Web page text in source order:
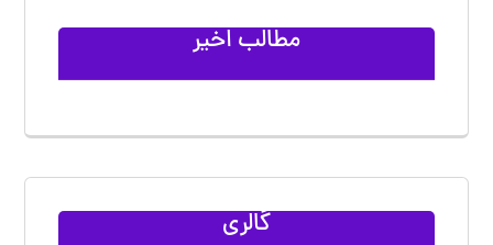
مطالب اخیر
گالری